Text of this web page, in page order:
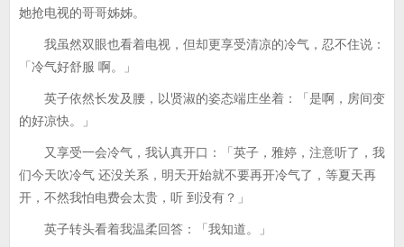
她抢电视的哥哥姊姊。
我虽然双眼也看着电视，但却更享受清凉的冷气，忍不住说：
「冷气好舒服 啊。」
英子依然长发及腰，以贤淑的姿态端庄坐着：「是啊，房间变
的好凉快。」
又享受一会冷气，我认真开口：「英子，雅婷，注意听了，我
们今天吹冷气 还没关系，明天开始就不要再开冷气了，等夏天再
开，不然我怕电费会太贵，听 到没有？」
英子转头看着我温柔回答：「我知道。」